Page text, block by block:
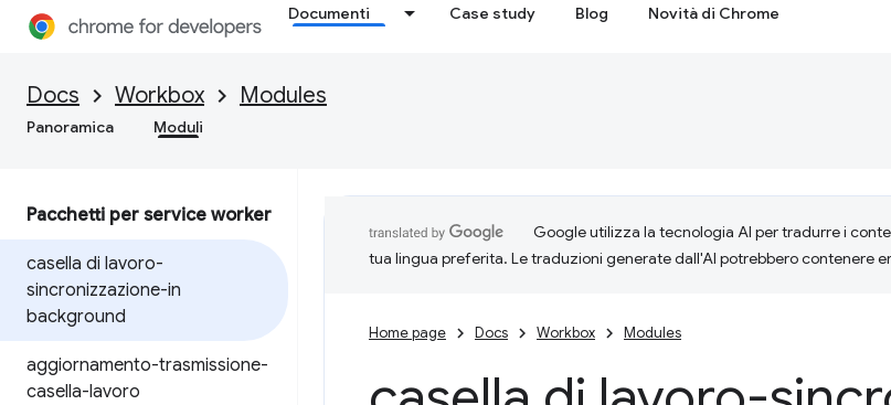
Documenti Case study Blog Novità di Chrome
Docs Workbox Modules
Panoramica Moduli
Pacchetti per service worker
casella di lavoro-
sincronizzazione-in
background
aggiornamento-trasmissione-
casella-lavoro
Google utilizza la tecnologia AI per tradurre i
tua lingua preferita. Le traduzioni generate dall'AI potrebbero contenere
Home page Docs Workbox Modules